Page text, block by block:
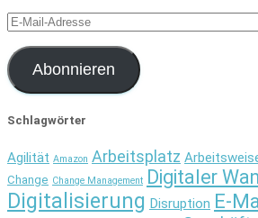
E-
Mail-
Adresse
Abonnieren
Schlagwörter
Agilität Amazon Arbeitsplatz
Change Change Management Digitaler
Digitalisierung Disruption E-